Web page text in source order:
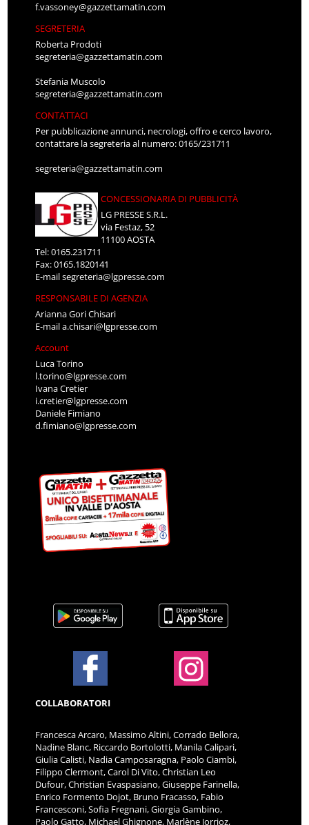
f.vassoney@gazzettamatin.com
SEGRETERIA
Roberta Prodoti
segreteria@gazzettamatin.com
Stefania Muscolo
segreteria@gazzettamatin.com
CONTATTACI
Per pubblicazione annunci, necrologi, offro e cerco lavoro,
contattare la segreteria al numero: 0165/231711
segreteria@gazzettamatin.com
CONCESSIONARIA DI PUBBLICITÀ
LG PRESSE S.R.L.
via Festaz, 52
11100 AOSTA
Tel: 0165.231711
Fax: 0165.1820141
E-mailsegreteria@lgpresse.com
RESPONSABILE DI AGENZIA
Arianna Gori Chisari
E-maila.chisari@lgpresse.com
Account
Luca Torino
l.torino@lgpresse.com
Ivana Cretier
i.cretier@lgpresse.com
Daniele Fimiano
d.fimiano@lgpresse.com
COLLABORATORI
Francesca Arcaro, Massimo Altini, Corrado Bellora,
Nadine Blanc, Riccardo Bortolotti, Manila Calipari,
Giulia Calisti, Nadia Camposaragna, Paolo Ciambi,
Filippo Clermont, Carol Di Vito, Christian Leo
Dufour, Christian Evaspasiano, Giuseppe Farinella,
Enrico Formento Dojot, Bruno Fracasso, Fabio
Francesconi, Sofia Fregnani, Giorgia Gambino,
Paolo Gatto, Michael Ghignone, Marlène Jorrioz,